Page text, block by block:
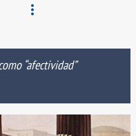
afectividad